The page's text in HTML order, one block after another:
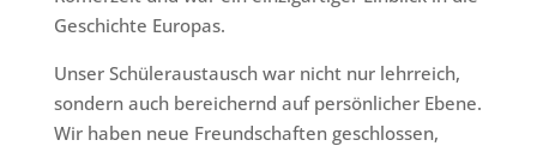
Geschichte Europas.
Unser Schüleraustausch war nicht nur lehrreich,
sondern auch bereichernd auf persönlicher Ebene.
Wir haben neue Freundschaften geschlossen,